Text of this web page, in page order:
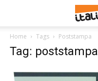
Home Tags Poststampa
Tag: poststampa